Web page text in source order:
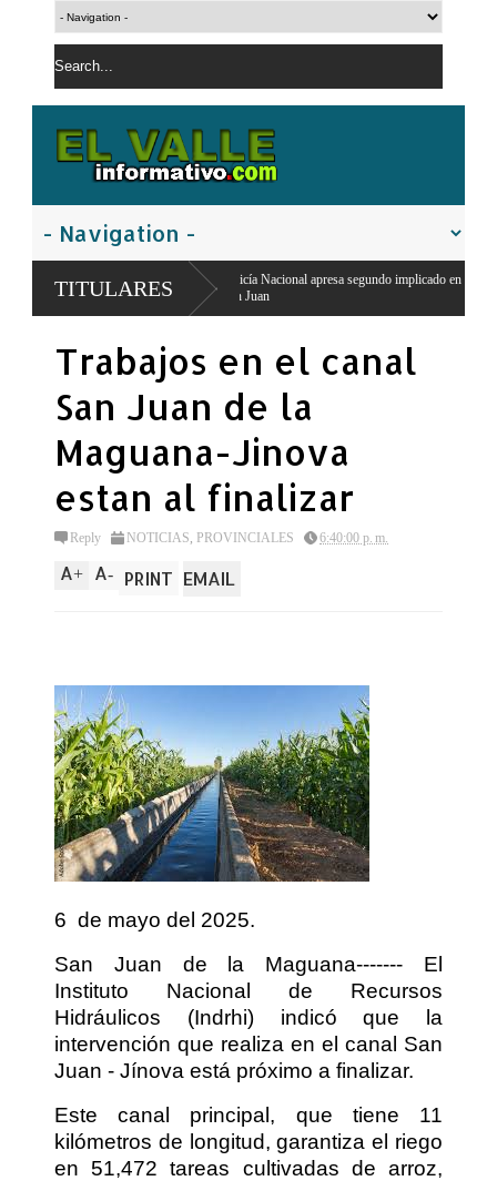
TITULARES
Policía Nacional apresa segundo implicado en robo de RD$15 mil y
San Juan
Carolina Mejía
Trabajos en el canal
San Juan de la
Maguana-Jinova
estan al finalizar
Reply NOTICIAS, PROVINCIALES 6:40:00 p. m.
A+ A- PRINT EMAIL
6 de mayo del 2025.
San Juan de la Maguana------- El
Instituto Nacional de Recursos
Hidráulicos (Indrhi) indicó que la
intervención que realiza en el canal San
Juan - Jínova está próximo a finalizar.
Este canal principal, que tiene 11
kilómetros de longitud, garantiza el riego
en 51,472 tareas cultivadas de arroz,